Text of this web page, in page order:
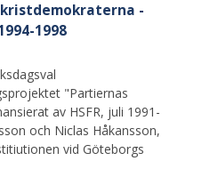
-
1998
"Partiernas
av HSFR, juli 1991-
och Niclas Håkansson,
vid Göteborgs